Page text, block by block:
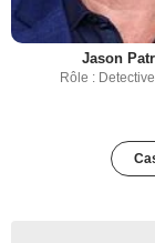
Jason
Rôle :